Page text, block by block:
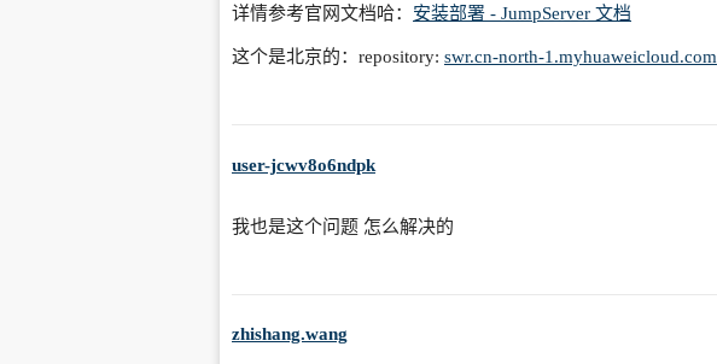
详情参考官网文档哈： 安装部署 - JumpServer 文档
这个是北京的：repository: swr.cn-north-1.myhuaweicloud.com
user-jcwv8o6ndpk
我也是这个问题 怎么解决的
zhishang.wang